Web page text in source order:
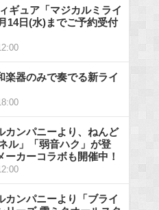
ギュア「マジカルミライ
14日(水)までご予約受付
楽器のみで奏でる新ライ
カンパニーより、ねんど
ル」「弱音ハク」が登
ーカーコラボも開催中！
カンパニーより「ブライ